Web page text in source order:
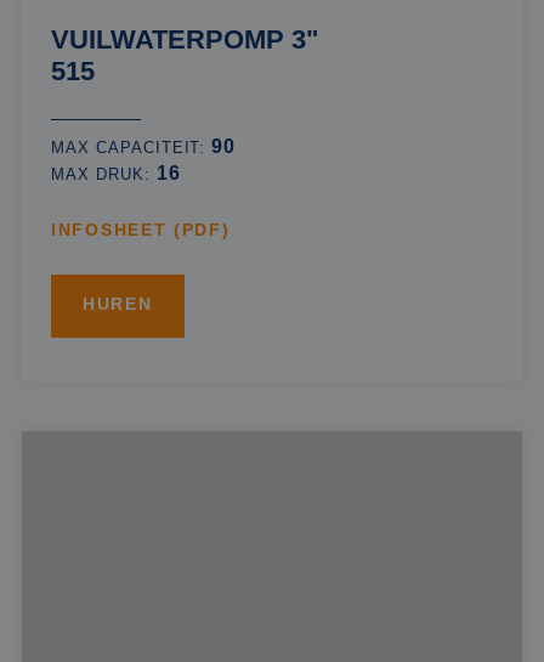
VUILWATERPOMP 3"
515
MAX CAPACITEIT:90
MAX DRUK: 16
INFOSHEET (PDF)
HUREN